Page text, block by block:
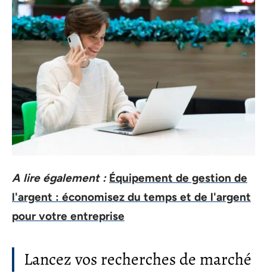
A lire également : Équipement de gestion de
l'argent : économisez du temps et de l'argent
pour votre entreprise
Lancez vos recherches de marché